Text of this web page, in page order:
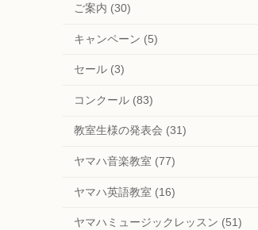
ご案内 (30)
キャンペーン (5)
セール (3)
コンクール (83)
教室生様の発表会 (31)
ヤマハ音楽教室 (77)
ヤマハ英語教室 (16)
ヤマハミュージックレッスン (51)